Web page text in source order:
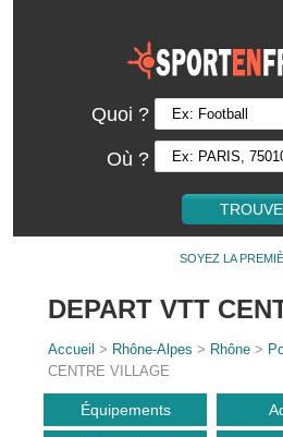
Quoi ?
Où ?
SOYEZ LA
DEPART VTT
Accueil > Rhône-Alpes > Rhône >
CENTRE VILLAGE
Équipements